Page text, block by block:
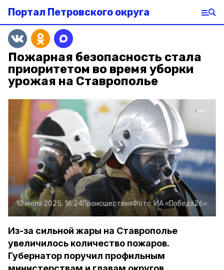
Портал Петровского округа
Пожарная безопасность стала
приоритетом во время уборки
урожая на Ставрополье
10 июля 2025, 16:24ПроисшествияФото:ИА «Победа26»
Из-за сильной жары на Ставрополье
увеличилось количество пожаров.
Губернатор поручил профильным